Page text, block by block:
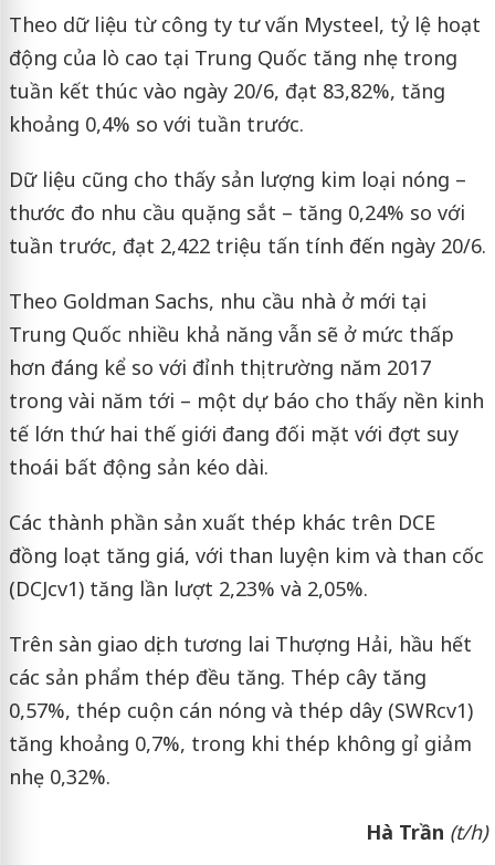
Theo dữ liệu từ công ty tư vấn Mysteel, tỷ lệ hoạt
động của lò cao tại Trung Quốc tăng nhẹ trong
tuần kết thúc vào ngày 20/6, đạt 83,82%, tăng
khoảng 0,4% so với tuần trước.
Dữ liệu cũng cho thấy sản lượng kim loại nóng –
thước đo nhu cầu quặng sắt – tăng 0,24% so với
tuần trước, đạt 2,422 triệu tấn tính đến ngày 20/6.
Theo Goldman Sachs, nhu cầu nhà ở mới tại
Trung Quốc nhiều khả năng vẫn sẽ ở mức thấp
hơn đáng kể so với đỉnh thị trường năm 2017
trong vài năm tới – một dự báo cho thấy nền kinh
tế lớn thứ hai thế giới đang đối mặt với đợt suy
thoái bất động sản kéo dài.
Các thành phần sản xuất thép khác trên DCE
đồng loạt tăng giá, với than luyện kim và than cốc
(DCJcv1) tăng lần lượt 2,23% và 2,05%.
Trên sàn giao dịch tương lai Thượng Hải, hầu hết
các sản phẩm thép đều tăng. Thép cây tăng
0,57%, thép cuộn cán nóng và thép dây (SWRcv1)
tăng khoảng 0,7%, trong khi thép không gỉ giảm
nhẹ 0,32%.
Hà Trần (t/h)